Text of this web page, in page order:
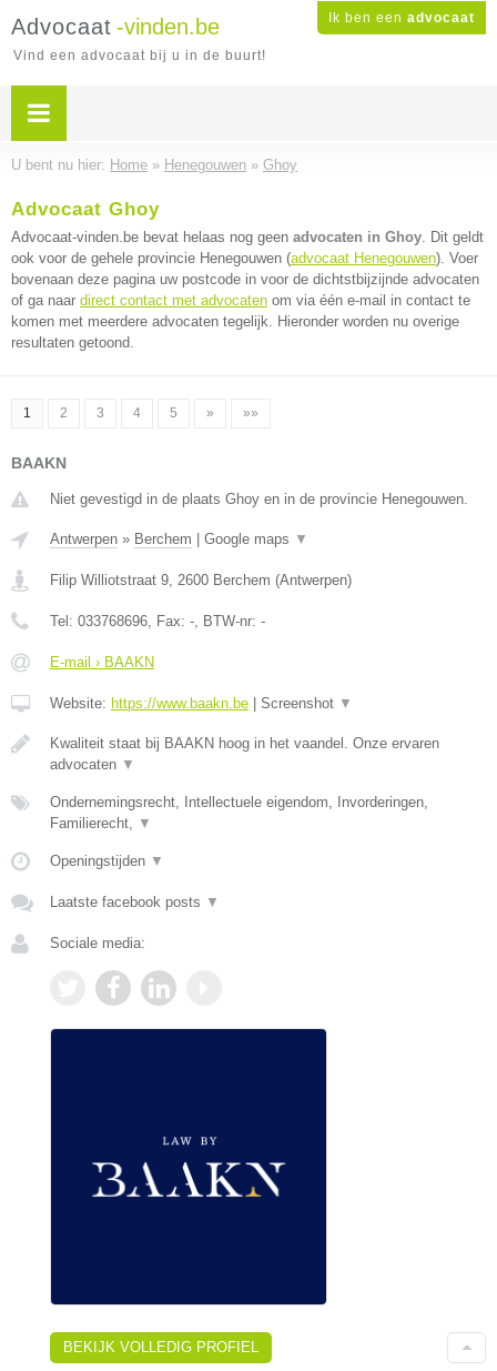
Ik ben een advocaat
Advocaat -vinden.be
Vind een advocaat bij u in de buurt!
U bent nu hier: Home » Henegouwen » Ghoy
Advocaat Ghoy
Advocaat-vinden.be bevat helaas nog geen advocaten in Ghoy. Dit geldt
ook voor de gehele provincie Henegouwen (advocaat Henegouwen). Voer
bovenaan deze pagina uw postcode in voor de dichtstbijzijnde advocaten
of ga naar direct contact met advocaten om via één e-mail in contact te
komen met meerdere advocaten tegelijk. Hieronder worden nu overige
resultaten getoond.
1 2 3 4 5 » »»
BAAKN
Niet gevestigd in de plaats Ghoy en in de provincie Henegouwen.
Antwerpen » Berchem Google maps ▼
Filip Williotstraat 9, 2600 Berchem (Antwerpen)
Tel: 033768696, Fax: -, BTW-nr: -
E-mail › BAAKN
Website: https://www.baakn.be Screenshot ▼
Kwaliteit staat bij BAAKN hoog in het vaandel. Onze ervaren
advocaten ▼
Ondernemingsrecht, Intellectuele eigendom, Invorderingen,
Familierecht, ▼
Openingstijden ▼
Laatste facebook posts ▼
Sociale media:
BEKIJK VOLLEDIG PROFIEL